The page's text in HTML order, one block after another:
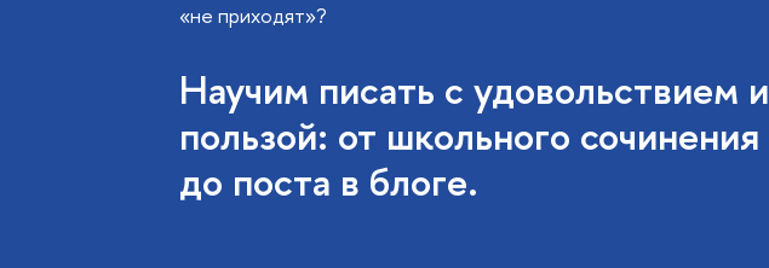
«не приходят»?
Научим писать с удовольствием и
пользой: от школьного сочинения
до поста в блоге.